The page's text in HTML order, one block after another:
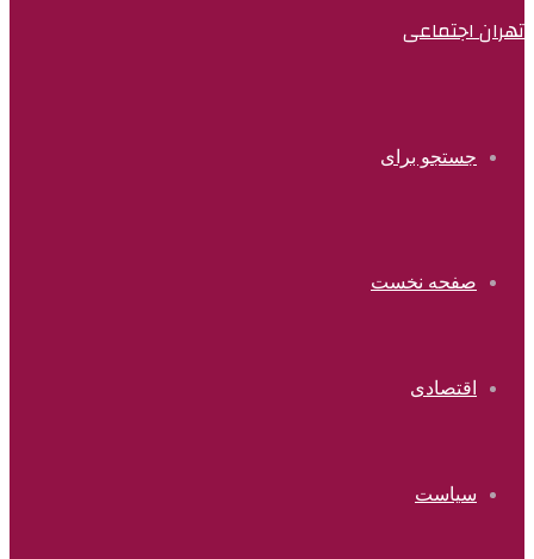
تهران اجتماعی
جستجو برای
صفحه نخست
اقتصادی
سیاست